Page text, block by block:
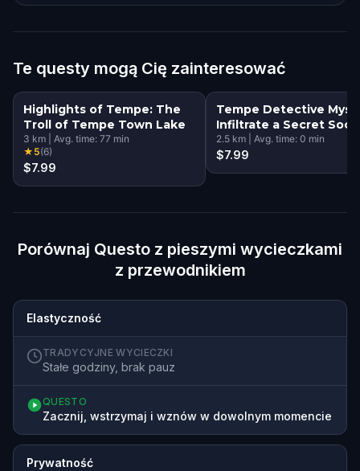
Te questy mogą Cię zainteresować
Highlights of Tempe: The
Troll of Tempe Town Lake
3 km Avg. time: 77 min
★ 5(6)
$7.99
Tempe Detective
Infiltrate a Secret
2.5 km Avg. time: 0 min
$7.99
Porównaj Questo z pieszymi wycieczkami
z przewodnikiem
Elastyczność
TRADYCYJNE WYCIECZKI
Stałe godziny, brak pauz
QUESTO
Zacznij, wstrzymaj i wznów w dowolnym momencie
Prywatność